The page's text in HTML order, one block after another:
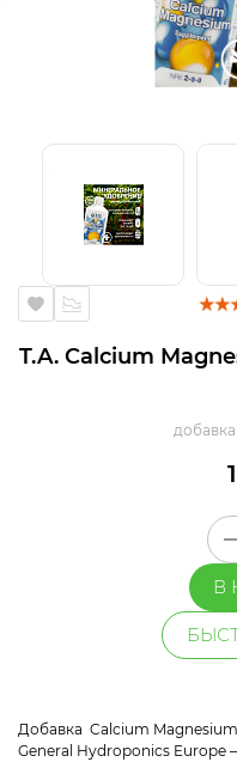
T.A. Calcium
В
Добавка Calcium
General Hydroponics Europe